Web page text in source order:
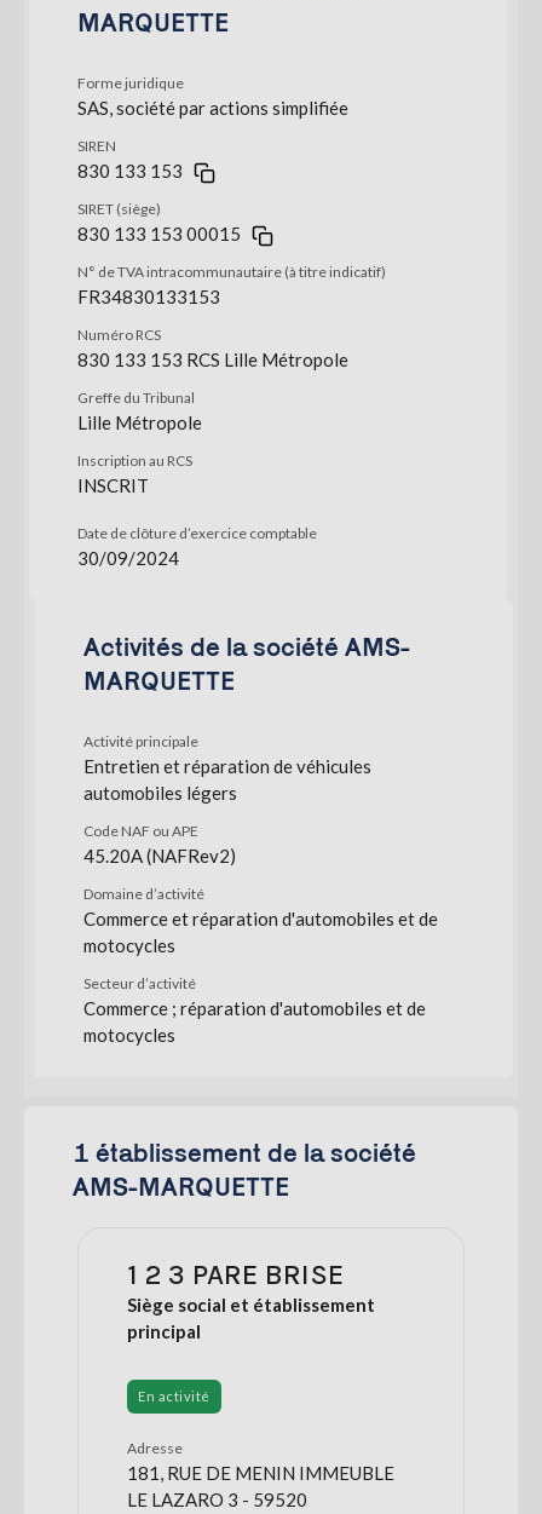
MARQUETTE
Forme juridique
SAS, société par actions simplifiée
SIREN
830 133 153
SIRET (siège)
830 133 153 00015
N° de TVA intracommunautaire (à titre indicatif)
FR34830133153
Numéro RCS
830 133 153 RCS Lille Métropole
Greffe du Tribunal
Lille Métropole
Inscription au RCS
INSCRIT
Date de clôture d’exercice comptable
30/09/2024
Activités de la société AMS-
MARQUETTE
Activité principale
Entretien et réparation de véhicules
automobiles légers
Code NAF ou APE
45.20A (NAFRev2)
Domaine d’activité
Commerce et réparation d'automobiles et de
motocycles
Secteur d’activité
Commerce ; réparation d'automobiles et de
motocycles
1 établissement de la société
AMS-MARQUETTE
1 2 3 PARE BRISE
Siège social et établissement
principal
En activité
Adresse
181, RUE DE MENIN IMMEUBLE
LE LAZARO 3 - 59520